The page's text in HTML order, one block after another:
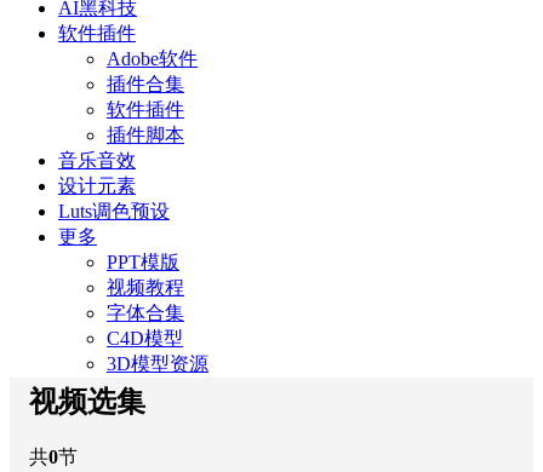
AI黑科技
软件插件
Adobe软件
插件合集
软件插件
插件脚本
音乐音效
设计元素
Luts调色预设
更多
PPT模版
视频教程
字体合集
C4D模型
3D模型资源
视频选集
共0节